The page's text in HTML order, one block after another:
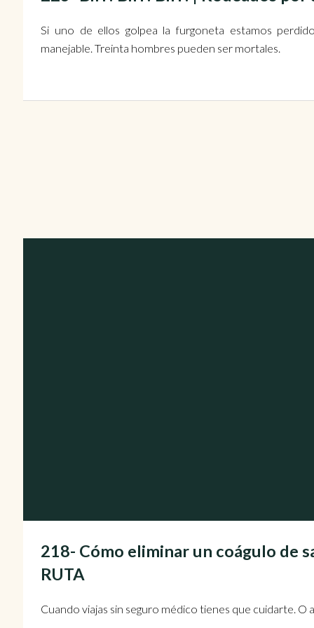
Si uno de ellos golpea la furgoneta estamos
manejable. Treinta hombres pueden ser mortales.
218- Cómo eliminar un coágulo de
RUTA
Cuando viajas sin seguro médico tienes que cuidarte. O